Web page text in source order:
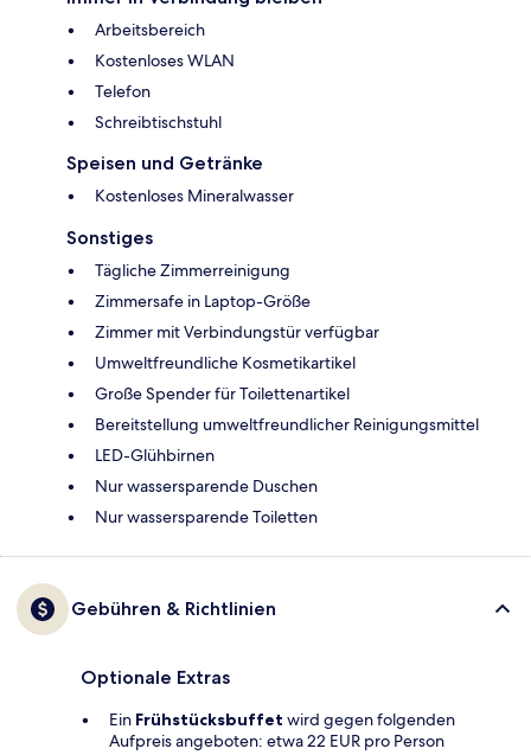
Arbeitsbereich
Kostenloses WLAN
Telefon
Schreibtischstuhl
Speisen und Getränke
Kostenloses Mineralwasser
Sonstiges
Tägliche Zimmerreinigung
Zimmersafe in Laptop-Größe
Zimmer mit Verbindungstür verfügbar
Umweltfreundliche Kosmetikartikel
Große Spender für Toilettenartikel
Bereitstellung umweltfreundlicher Reinigungsmittel
LED-Glühbirnen
Nur wassersparende Duschen
Nur wassersparende Toiletten
Gebühren & Richtlinien
Optionale Extras
Ein Frühstücksbuffet wird gegen folgenden
Aufpreis angeboten: etwa 22 EUR pro Person